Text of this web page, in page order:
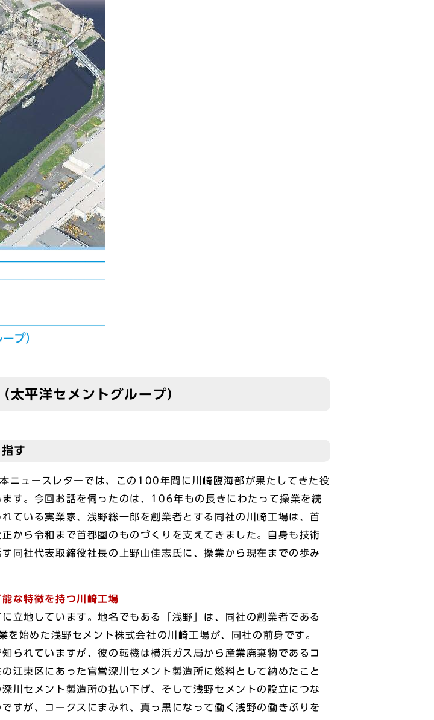
平洋セメントグループ）
す
ュースレターでは、この100年間に川崎臨海部が果たしてきた役
す。今回お話を伺ったのは、106年もの長きにわたって操業を続
ている実業家、浅野総一郎を創業者とする同社の川崎工場は、首
から令和まで首都圏のものづくりを支えてきました。自身も技術
同社代表取締役社長の上野山佳志氏に、操業から現在までの歩み
な特徴を持つ川崎工場
立地しています。地名でもある「浅野」は、同社の創業者である
始めた浅野セメント株式会社の川崎工場が、同社の前身です。
られていますが、彼の転機は横浜ガス局から産業廃棄物であるコ
江東区にあった官営深川セメント製造所に燃料として納めたこと
川セメント製造所の払い下げ、そして浅野セメントの設立につな
すが、コークスにまみれ、真っ黒になって働く浅野の働きぶりを